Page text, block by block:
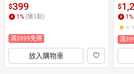
$399
1 % (賺3點)
滿3999免運
放入購物車
$
1 %
滿